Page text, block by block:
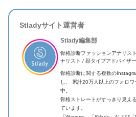
Stladyサイト運営者
Stlady編集部
骨格診断ファッションアナリス
ナリスト / 顔タイプアドバイザー
骨格診断に関する複数の
し、 累計20万人以上のフォロ
中。
骨格ストレートがすっきり見え
ています。